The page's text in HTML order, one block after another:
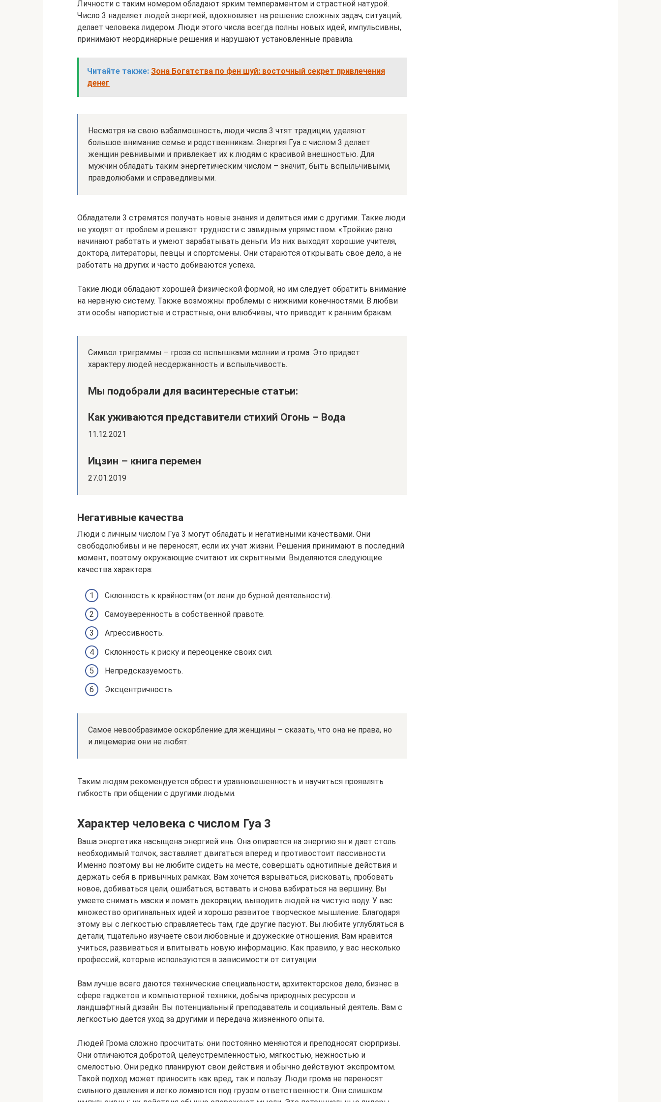
Личности с таким номером обладают ярким темпераментом и страстной натурой.
Число 3 наделяет людей энергией, вдохновляет на решение сложных задач, ситуаций,
делает человека лидером. Люди этого числа всегда полны новых идей, импульсивны,
принимают неординарные решения и нарушают установленные правила.
Читайте также: Зона Богатства по фен шуй: восточный секрет привлечения
денег
Несмотря на свою взбалмошность, люди числа 3 чтят традиции, уделяют
большое внимание семье и родственникам. Энергия Гуа с числом 3 делает
женщин ревнивыми и привлекает их к людям с красивой внешностью. Для
мужчин обладать таким энергетическим числом – значит, быть вспыльчивыми,
правдолюбами и справедливыми.
Обладатели 3 стремятся получать новые знания и делиться ими с другими. Такие люди
не уходят от проблем и решают трудности с завидным упрямством. «Тройки» рано
начинают работать и умеют зарабатывать деньги. Из них выходят хорошие учителя,
доктора, литераторы, певцы и спортсмены. Они стараются открывать свое дело, а не
работать на других и часто добиваются успеха.
Такие люди обладают хорошей физической формой, но им следует обратить внимание
на нервную систему. Также возможны проблемы с нижними конечностями. В любви
эти особы напористые и страстные, они влюбчивы, что приводит к ранним бракам.
Символ триграммы – гроза со вспышками молнии и грома. Это придает
характеру людей несдержанность и вспыльчивость.
Мы подобрали для васинтересные статьи:
Как уживаются представители стихий Огонь – Вода
11.12.2021
Ицзин – книга перемен
27.01.2019
Негативные качества
Люди с личным числом Гуа 3 могут обладать и негативными качествами. Они
свободолюбивы и не переносят, если их учат жизни. Решения принимают в последний
момент, поэтому окружающие считают их скрытными. Выделяются следующие
качества характера:
Склонность к крайностям (от лени до бурной деятельности).
Самоуверенность в собственной правоте.
Агрессивность.
Склонность к риску и переоценке своих сил.
Непредсказуемость.
Эксцентричность.
Самое невообразимое оскорбление для женщины – сказать, что она не права, но
и лицемерие они не любят.
Таким людям рекомендуется обрести уравновешенность и научиться проявлять
гибкость при общении с другими людьми.
Характер человека с числом Гуа 3
Ваша энергетика насыщена энергией инь. Она опирается на энергию ян и дает столь
необходимый толчок, заставляет двигаться вперед и противостоит пассивности.
Именно поэтому вы не любите сидеть на месте, совершать однотипные действия и
держать себя в привычных рамках. Вам хочется взрываться, рисковать, пробовать
новое, добиваться цели, ошибаться, вставать и снова взбираться на вершину. Вы
умеете снимать маски и ломать декорации, выводить людей на чистую воду. У вас
множество оригинальных идей и хорошо развитое творческое мышление. Благодаря
этому вы с легкостью справляетесь там, где другие пасуют. Вы любите углубляться в
детали, тщательно изучаете свои любовные и дружеские отношения. Вам нравится
учиться, развиваться и впитывать новую информацию. Как правило, у вас несколько
профессий, которые используются в зависимости от ситуации.
Вам лучше всего даются технические специальности, архитекторское дело, бизнес в
сфере гаджетов и компьютерной техники, добыча природных ресурсов и
ландшафтный дизайн. Вы потенциальный преподаватель и социальный деятель. Вам с
легкостью дается уход за другими и передача жизненного опыта.
Людей Грома сложно просчитать: они постоянно меняются и преподносят сюрпризы.
Они отличаются добротой, целеустремленностью, мягкостью, нежностью и
смелостью. Они редко планируют свои действия и обычно действуют экспромтом.
Такой подход может приносить как вред, так и пользу. Люди грома не переносят
сильного давления и легко ломаются под грузом ответственности. Они слишком